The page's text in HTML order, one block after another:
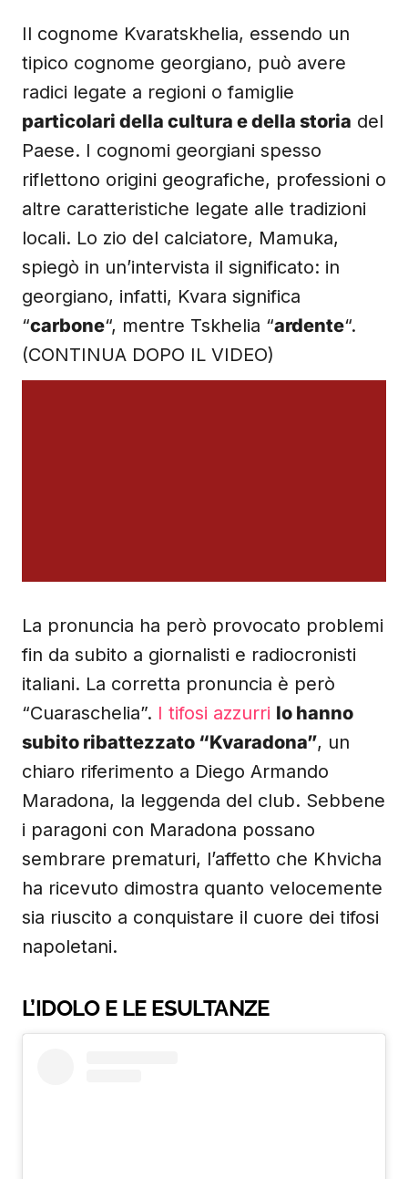
Il cognome Kvaratskhelia, essendo un
tipico cognome georgiano, può avere
radici legate a regioni o famiglie
particolari della cultura e della storia del
Paese. I cognomi georgiani spesso
riflettono origini geografiche, professioni o
altre caratteristiche legate alle tradizioni
locali. Lo zio del calciatore, Mamuka,
spiegò in un’intervista il significato: in
georgiano, infatti, Kvara significa
“carbone“, mentre Tskhelia “ardente“.
(CONTINUA DOPO IL VIDEO)
La pronuncia ha però provocato problemi
fin da subito a giornalisti e radiocronisti
italiani. La corretta pronuncia è però
“Cuaraschelia”. I tifosi azzurri lo hanno
subito ribattezzato “Kvaradona”, un
chiaro riferimento a Diego Armando
Maradona, la leggenda del club. Sebbene
i paragoni con Maradona possano
sembrare prematuri, l’affetto che Khvicha
ha ricevuto dimostra quanto velocemente
sia riuscito a conquistare il cuore dei tifosi
napoletani.
L’IDOLO E LE ESULTANZE